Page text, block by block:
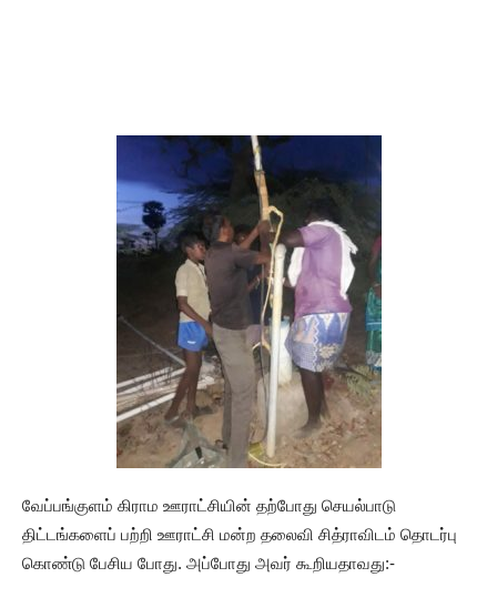
வேப்பங்குளம் கிராம ஊராட்சியின் தற்போது செயல்பாடு
திட்டங்களைப் பற்றி ஊராட்சி மன்ற தலைவி சித்ராவிடம் தொடர்பு
கொண்டு பேசிய போது. அப்போது அவர் கூறியதாவது:-